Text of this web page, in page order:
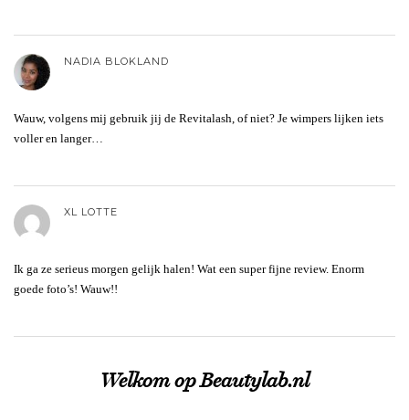
NADIA BLOKLAND
Wauw, volgens mij gebruik jij de Revitalash, of niet? Je wimpers lijken iets
voller en langer…
XL LOTTE
Ik ga ze serieus morgen gelijk halen! Wat een super fijne review. Enorm
goede foto’s! Wauw!!
Welkom op Beautylab.nl